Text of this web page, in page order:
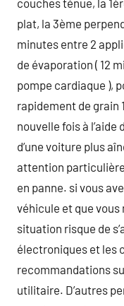
couches ténue, la
plat, la 3ème
minutes entre 2
de évaporation ( 12
pompe cardiaque ),
rapidement de grain
nouvelle fois à l’aide
d’une voiture plus
attention
en panne. si vous
véhicule et que vous
situation risque de
électroniques et les
recommandations
utilitaire. D’autres